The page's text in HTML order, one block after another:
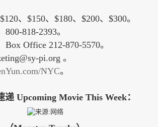
、$150、$180、$200、$300。
818-2393。
Box Office 212-870-5570。
pi.org 。
NYC。
递 Upcoming Movie This Week：